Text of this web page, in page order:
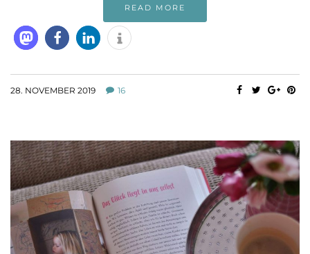
READ MORE
28. NOVEMBER 2019 16